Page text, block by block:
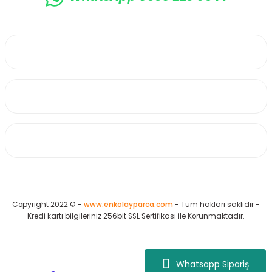
Whatsapp Sipariş
Copyright 2022 © - www.enkolayparca.com - Tüm hakları saklıdır -
Kredi kartı bilgileriniz 256bit SSL Sertifikası ile Korunmaktadır.